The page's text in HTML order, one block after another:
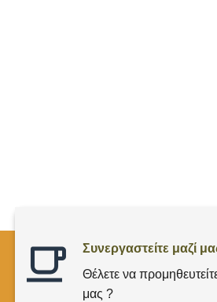
Συνεργαστείτε μαζί
Θέλετε να
μας ?